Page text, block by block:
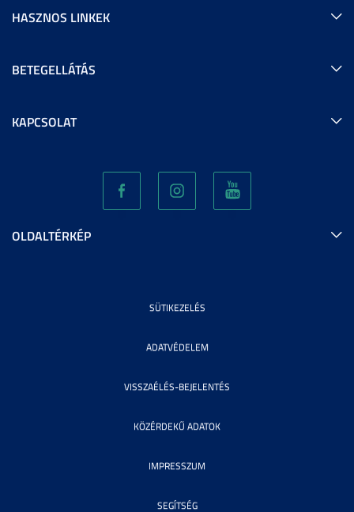
HASZNOS LINKEK
BETEGELLÁTÁS
KAPCSOLAT
OLDALTÉRKÉP
SÜTIKEZELÉS
ADATVÉDELEM
VISSZAÉLÉS-BEJELENTÉS
KÖZÉRDEKŰ ADATOK
IMPRESSZUM
SEGÍTSÉG